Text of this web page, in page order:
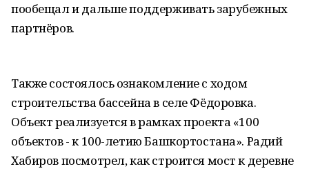
пообещал и дальше поддерживать зарубежных
партнёров.
Также состоялось ознакомление с ходом
строительства бассейна в селе Фёдоровка.
Объект реализуется в рамках проекта «100
объектов - к 100-летию Башкортостана». Радий
Хабиров посмотрел, как строится мост к деревне